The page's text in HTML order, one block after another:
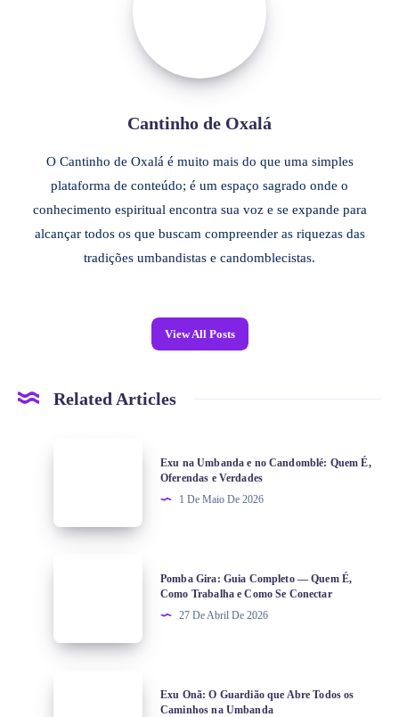
Cantinho de Oxalá
O Cantinho de Oxalá é muito mais do que uma simples
plataforma de conteúdo; é um espaço sagrado onde o
conhecimento espiritual encontra sua voz e se expande para
alcançar todos os que buscam compreender as riquezas das
tradições umbandistas e candomblecistas.
View All Posts
Related Articles
Exu na Umbanda e no Candomblé: Quem É,
Oferendas e Verdades
1 De Maio De 2026
Pomba Gira: Guia Completo — Quem É,
Como Trabalha e Como Se Conectar
27 De Abril De 2026
Exu Onã: O Guardião que Abre Todos os
Caminhos na Umbanda